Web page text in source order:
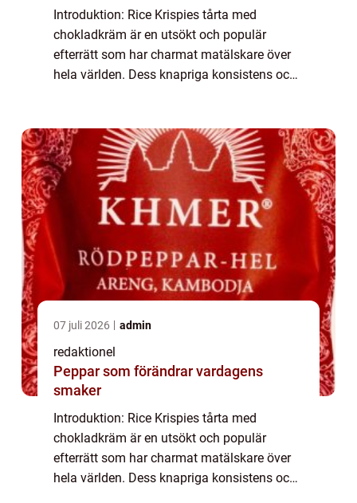
Introduktion: Rice Krispies tårta med
chokladkräm är en utsökt och populär
efterrätt som har charmat matälskare över
hela världen. Dess knapriga konsistens och
artikel ko...
07 juli 2026 admin
redaktionel
Peppar som förändrar vardagens
smaker
Introduktion: Rice Krispies tårta med
chokladkräm är en utsökt och populär
efterrätt som har charmat matälskare över
hela världen. Dess knapriga konsistens och